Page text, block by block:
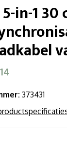
in-1 30
373431